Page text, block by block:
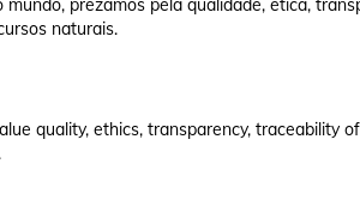
prezamos pela qualidade, ética,
naturais.
quality, ethics, transparency, traceability